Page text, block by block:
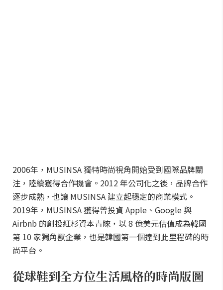
2006年，MUSINSA 獨特時尚視角開始受到國際品牌關
注，陸續獲得合作機會。2012 年公司化之後，品牌合作
逐步成熟，也讓 MUSINSA 建立起穩定的商業模式。
2019年，MUSINSA 獲得曾投資 Apple、Google 與
Airbnb 的創投紅杉資本青睞，以 8 億美元估值成為韓國
第 10 家獨角獸企業，也是韓國第一個達到此里程碑的時
尚平台。
從球鞋到全方位生活風格的時尚版圖